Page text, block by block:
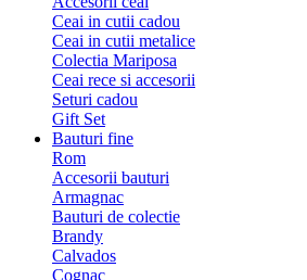
Ceai in cutii cadou
Ceai in cutii metalice
Colectia Mariposa
Ceai rece si accesorii
Seturi cadou
Gift Set
Bauturi fine
Rom
Accesorii bauturi
Armagnac
Bauturi de colectie
Brandy
Calvados
Cognac